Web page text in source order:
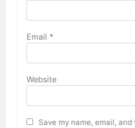
Email *
Website
Save my name, email,